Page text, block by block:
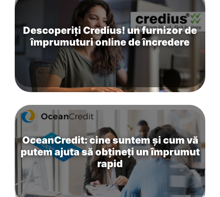
Descoperiți Credius! un furnizor de
împrumuturi online de încredere
OceanCredit: cine suntem și cum vă
putem ajuta să obțineți un împrumut
rapid